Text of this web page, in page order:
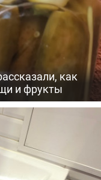
как
и фрукты